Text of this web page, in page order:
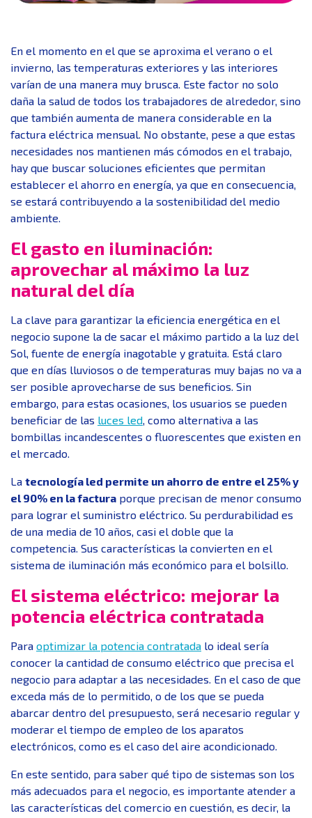
En el momento en el que se aproxima el verano o el
invierno, las temperaturas exteriores y las interiores
varían de una manera muy brusca. Este factor no solo
daña la salud de todos los trabajadores de alrededor, sino
que también aumenta de manera considerable en la
factura eléctrica mensual. No obstante, pese a que estas
necesidades nos mantienen más cómodos en el trabajo,
hay que buscar soluciones eficientes que permitan
establecer el ahorro en energía, ya que en consecuencia,
se estará contribuyendo a la sostenibilidad del medio
ambiente.
El gasto en iluminación:
aprovechar al máximo la luz
natural del día
La clave para garantizar la eficiencia energética en el
negocio supone la de sacar el máximo partido a la luz del
Sol, fuente de energía inagotable y gratuita. Está claro
que en días lluviosos o de temperaturas muy bajas no va a
ser posible aprovecharse de sus beneficios. Sin
embargo, para estas ocasiones, los usuarios se pueden
beneficiar de las luces led, como alternativa a las
bombillas incandescentes o fluorescentes que existen en
el mercado.
La tecnología led permite un ahorro de entre el 25% y
el 90% en la factura porque precisan de menor consumo
para lograr el suministro eléctrico. Su perdurabilidad es
de una media de 10 años, casi el doble que la
competencia. Sus características la convierten en el
sistema de iluminación más económico para el bolsillo.
El sistema eléctrico: mejorar la
potencia eléctrica contratada
Para optimizar la potencia contratada lo ideal sería
conocer la cantidad de consumo eléctrico que precisa el
negocio para adaptar a las necesidades. En el caso de que
exceda más de lo permitido, o de los que se pueda
abarcar dentro del presupuesto, será necesario regular y
moderar el tiempo de empleo de los aparatos
electrónicos, como es el caso del aire acondicionado.
En este sentido, para saber qué tipo de sistemas son los
más adecuados para el negocio, es importante atender a
las características del comercio en cuestión, es decir, la